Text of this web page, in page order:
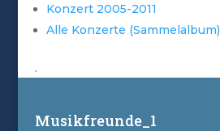
Konzert 2005-2011
Alle Konzerte (Sammelalbum)
.
Musikfreunde_1